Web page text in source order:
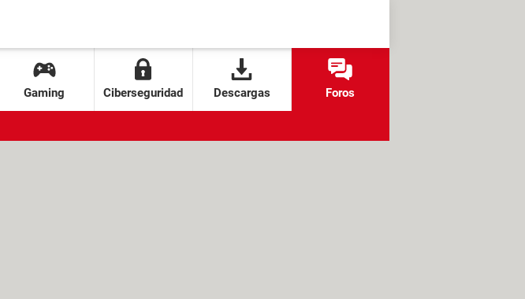
Gaming Ciberseguridad Descargas Foros